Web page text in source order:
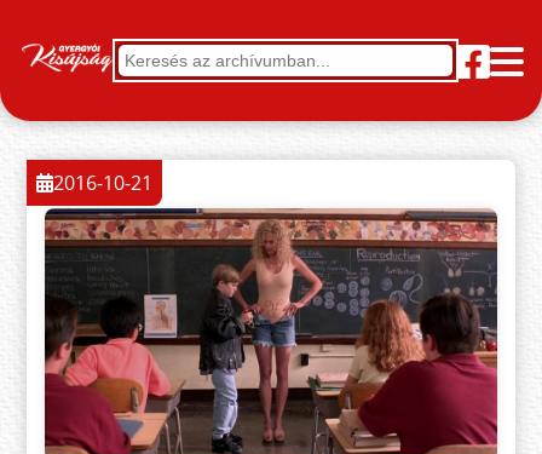
2016-10-21